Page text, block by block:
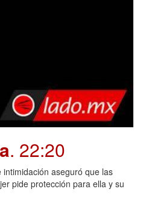
. 22:20
aseguró que las
pide protección para ella y su